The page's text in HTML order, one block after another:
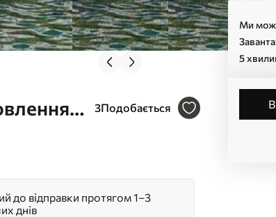
3Подобається
Ми
5
до відправки протягом 1–3
днів